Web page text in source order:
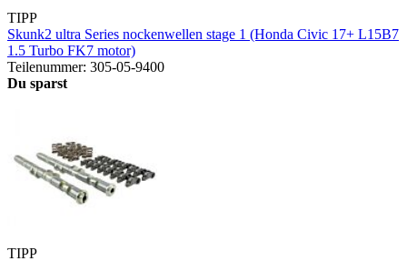
TIPP
Skunk2 ultra Series nockenwellen stage 1 (Honda Civic 17+ L15B7
1.5 Turbo FK7 motor)
Teilenummer: 305-05-9400
Du sparst
TIPP